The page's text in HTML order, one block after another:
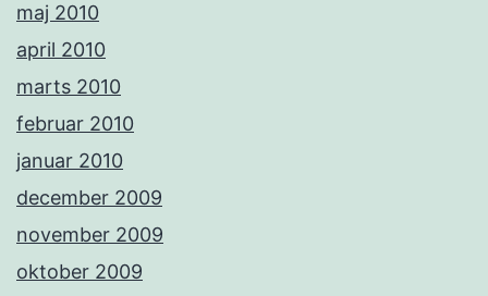
maj 2010
april 2010
marts 2010
februar 2010
januar 2010
december 2009
november 2009
oktober 2009